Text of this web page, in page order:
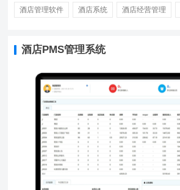
酒店管理软件 酒店系统 酒店经营管理
酒店PMS管理系统